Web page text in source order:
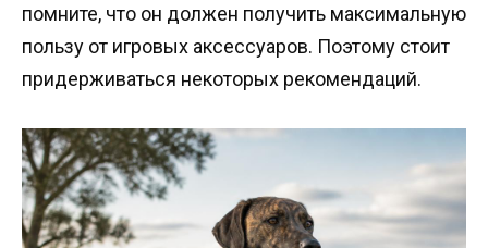
помните, что он должен получить максимальную
пользу от игровых аксессуаров. Поэтому стоит
придерживаться некоторых рекомендаций.